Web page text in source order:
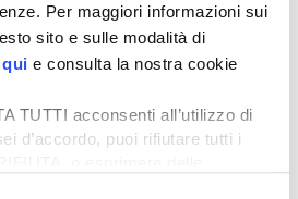
Per maggiori informazioni sui
sito e sulle modalità di
e consulta la nostra cookie
TUTTI acconsenti all’utilizzo di
d’accordo, puoi rifiutare tutti i
Ottobre 2022
novità premiate a Eima
International 2022